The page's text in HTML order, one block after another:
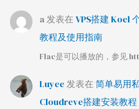
a发表在 VPS搭建 Koel
教程及使用指南
Flac是可以播放的，参见
Luyee 发表在简单易用
Cloudreve搭建安装教程